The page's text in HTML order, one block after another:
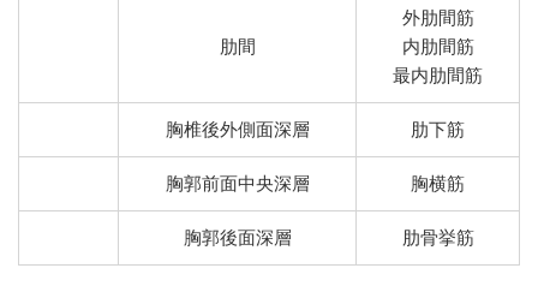
肋間
外肋間筋
内肋間筋
最内肋間筋
胸椎後外側面深層 肋下筋
胸郭前面中央深層 胸横筋
胸郭後面深層 肋骨挙筋